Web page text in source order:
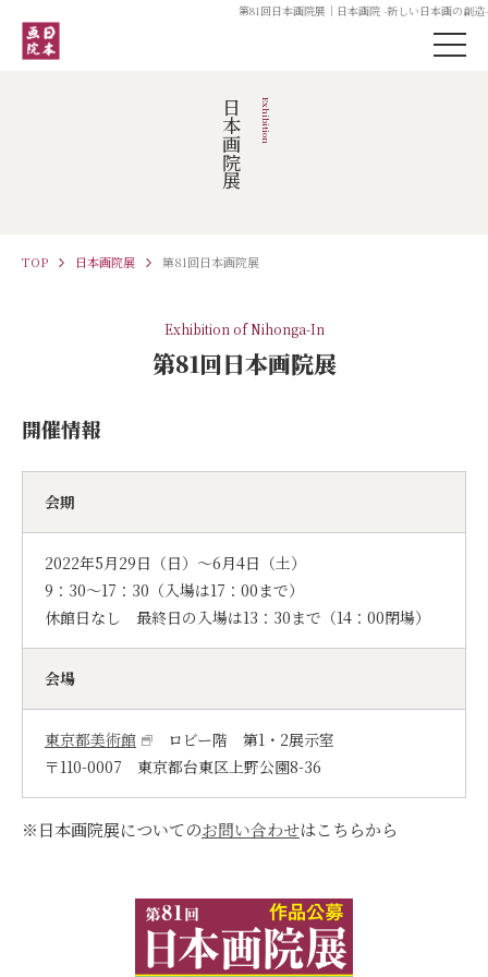
第81回日本画院展｜日本画院 -新しい日本画の創造-
Exhibition
日本画院展
TOP 日本画院展 第81回日本画院展
Exhibition of Nihonga-In
第81回日本画院展
開催情報
会期
2022年5月29日（日）～6月4日（土）
9：30～17：30（入場は17：00まで）
休館日なし 最終日の入場は13：30まで（14：00閉場）
会場
東京都美術館
ロビー階 第1・2展示室
〒110-0007 東京都台東区上野公園8-36
※日本画院展についてのお問い合わせはこちらから